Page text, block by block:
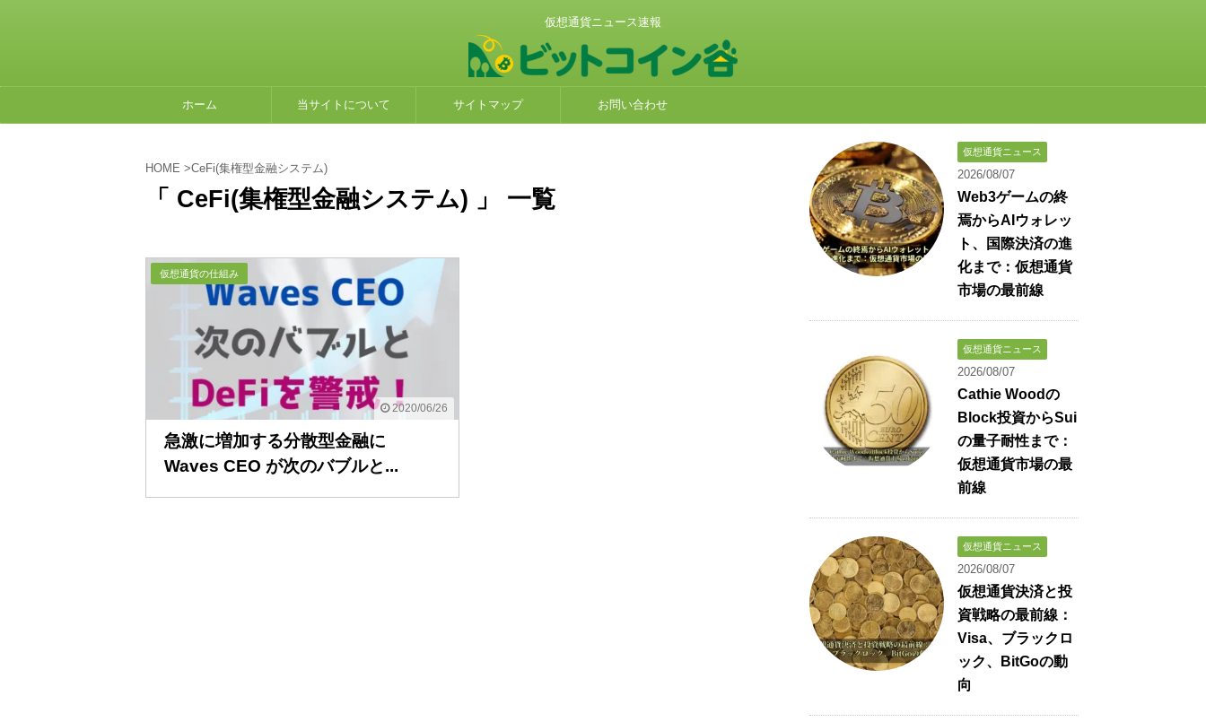
仮想通貨ニュース速報
ホーム 当サイトについて サイトマップ お問い合わせ
HOME >CeFi(集権型金融システム)
「 CeFi(集権型金融システム) 」 一覧
2020/06/26
仮想通貨の仕組み
急激に増加する分散型金融に
Waves CEO が次のバブルと...
仮想通貨ニュース
2026/08/07
Web3ゲームの終
焉からAIウォレッ
ト、国際決済の進
化まで：仮想通貨
市場の最前線
仮想通貨ニュース
2026/08/07
Cathie Woodの
Block投資からSui
の量子耐性まで：
仮想通貨市場の最
前線
仮想通貨ニュース
2026/08/07
仮想通貨決済と投
資戦略の最前線：
Visa、ブラックロ
ック、BitGoの動
向